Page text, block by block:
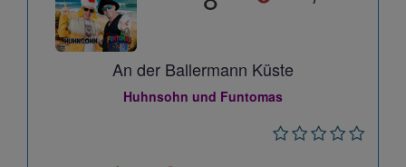
An der Ballermann Küste
Huhnsohn und Funtomas